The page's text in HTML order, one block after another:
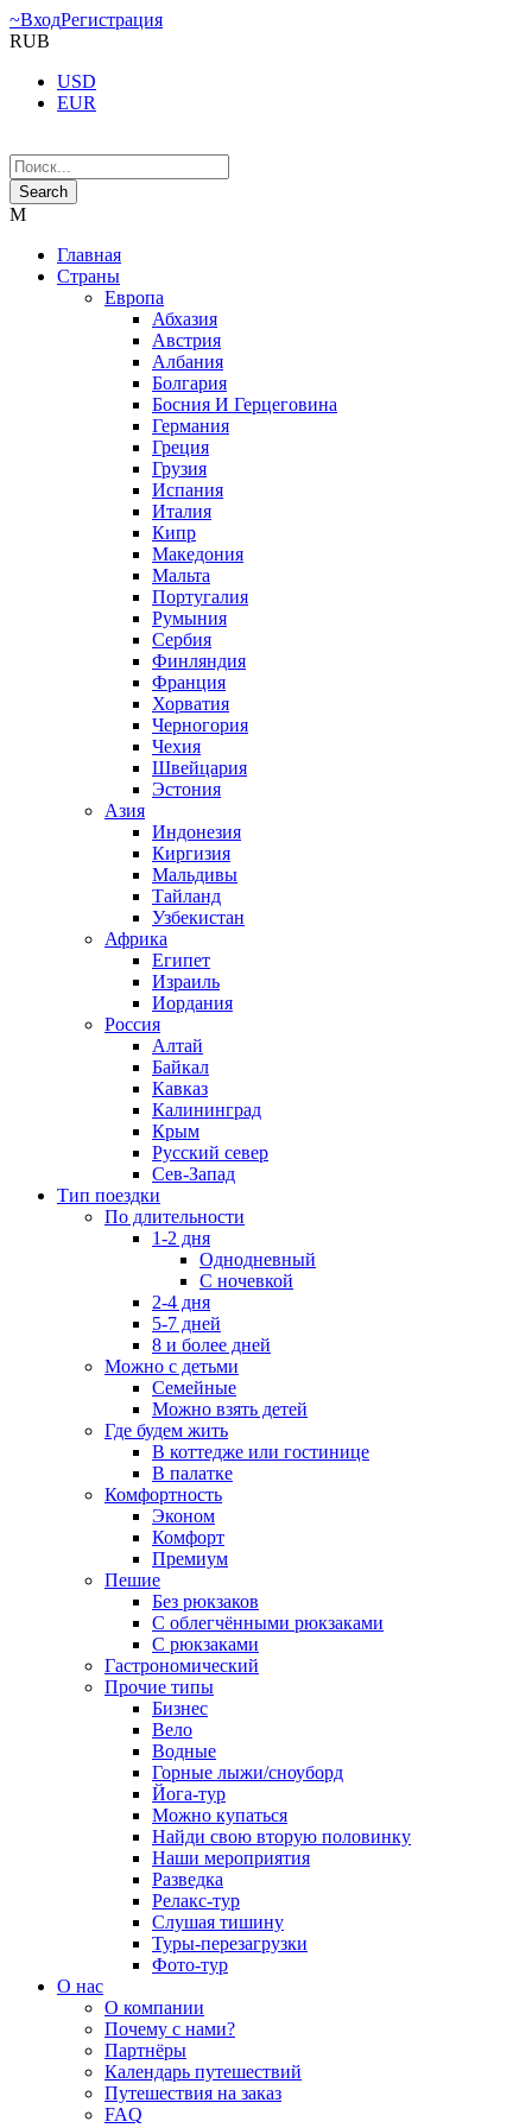
ВходРегистрация
RUB
USD
EUR
Главная
Страны
Европа
Абхазия
Австрия
Албания
Болгария
Босния И Герцеговина
Германия
Греция
Грузия
Испания
Италия
Кипр
Македония
Мальта
Португалия
Румыния
Сербия
Финляндия
Франция
Хорватия
Черногория
Чехия
Швейцария
Эстония
Азия
Индонезия
Киргизия
Мальдивы
Тайланд
Узбекистан
Африка
Египет
Израиль
Иордания
Россия
Алтай
Байкал
Кавказ
Калининград
Крым
Русский север
Сев-Запад
Тип поездки
По длительности
1-2 дня
Однодневный
С ночевкой
2-4 дня
5-7 дней
8 и более дней
Можно с детьми
Семейные
Можно взять детей
Где будем жить
В коттедже или гостинице
В палатке
Комфортность
Эконом
Комфорт
Премиум
Пешие
Без рюкзаков
С облегчёнными рюкзаками
С рюкзаками
Гастрономический
Прочие типы
Бизнес
Вело
Водные
Горные лыжи/сноуборд
Йога-тур
Можно купаться
Найди свою вторую половинку
Наши мероприятия
Разведка
Релакс-тур
Слушая тишину
Туры-перезагрузки
Фото-тур
О нас
О компании
Почему с нами?
Партнёры
Календарь путешествий
Путешествия на заказ
FAQ